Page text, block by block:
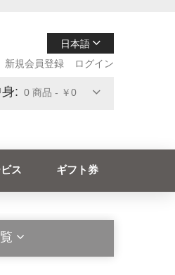
日本語
ログイン
新規会員登録
: 0 商品 - ￥0
ス ギフト券